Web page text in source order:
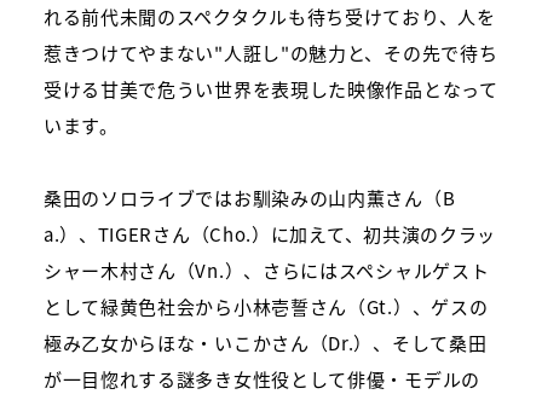
れる前代未聞のスペクタクルも待ち受けており、人を
惹きつけてやまない"人誑し"の魅力と、その先で待ち
受ける甘美で危うい世界を表現した映像作品となって
います。
桑田のソロライブではお馴染みの山内薫さん（B
a.）、 TIGERさん（Cho.）に加えて、初共演のクラッ
シャー木村さん（Vn.）、さらにはスペシャルゲスト
として緑黄色社会から小林壱誓さん（Gt.）、ゲスの
極み乙女からほな・いこかさん（Dr.）、そして桑田
が一目惚れする謎多き女性役として俳優・モデルの